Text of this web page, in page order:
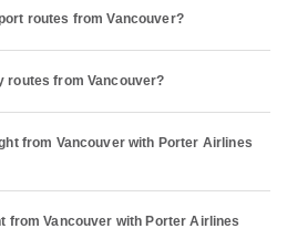
routes from Vancouver?
routes from Vancouver?
from Vancouver with Porter Airlines
from Vancouver with Porter Airlines